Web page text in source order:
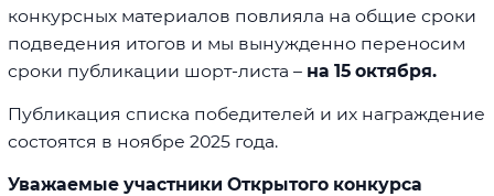
конкурсных материалов повлияла на общие сроки
подведения итогов и мы вынужденно переносим
сроки публикации шорт-листа – на 15 октября.
Публикация списка победителей и их награждение
состоятся в ноябре 2025 года.
Уважаемые участники Открытого конкурса